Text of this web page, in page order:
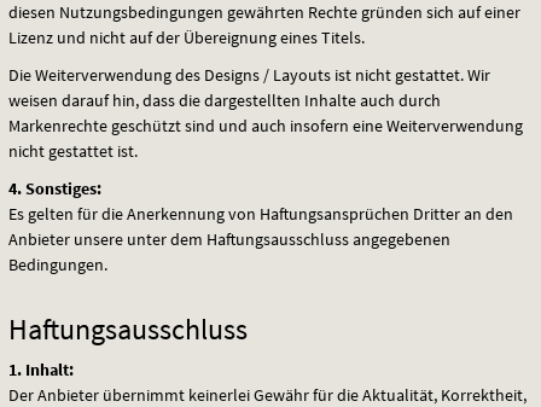
diesen Nutzungsbedingungen gewährten Rechte gründen sich auf einer
Lizenz und nicht auf der Übereignung eines Titels.
Die Weiterverwendung des Designs / Layouts ist nicht gestattet. Wir
weisen darauf hin, dass die dargestellten Inhalte auch durch
Markenrechte geschützt sind und auch insofern eine Weiterverwendung
nicht gestattet ist.
4. Sonstiges:
Es gelten für die Anerkennung von Haftungsansprüchen Dritter an den
Anbieter unsere unter dem Haftungsausschluss angegebenen
Bedingungen.
Haftungsausschluss
1. Inhalt:
Der Anbieter übernimmt keinerlei Gewähr für die Aktualität, Korrektheit,